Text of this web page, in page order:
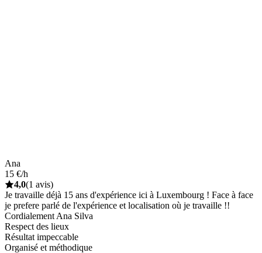
Ana
15 €/h
4,0(1 avis)
Je travaille déjà 15 ans d'expérience ici à Luxembourg ! Face à face
je prefere parlé de l'expérience et localisation où je travaille !!
Cordialement Ana Silva
Respect des lieux
Résultat impeccable
Organisé et méthodique